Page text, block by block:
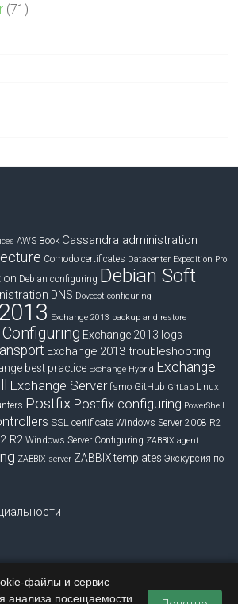
(71)
AWS Book Cassandra administration
Comodo certificates Datacenter Expedition Pro
Debian configuring Debian Soft
DNS Dovecot configuring
Exchange 2013 backup and restore
Exchange 2013 logs
Exchange 2013 troubleshooting
best practice Exchange Hybrid Exchange
Exchange Server fsmo GitHub GitLab Linux
Postfix Postfix configuring PowerShell
SSL certificate Windows Server 2008 R2
R2 Windows Server Configuring ZABBIX agent
ZABBIX server ZABBIX templates Экскурсия по
blog.bissquit.com. Все права защищены.
от ThemeGrill. На платформеWordPress .
файлы и сервис
анализа посещаемости.